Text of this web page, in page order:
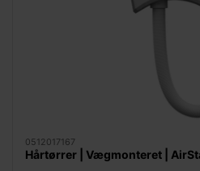
0512017167
Hårtørrer | Vægmonteret |